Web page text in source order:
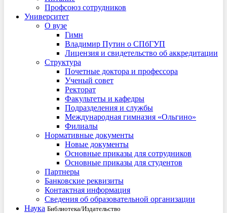
Профсоюз сотрудников
Университет
О вузе
Гимн
Владимир Путин о СПбГУП
Лицензия и свидетельство об аккредитации
Структура
Почетные доктора и профессора
Ученый совет
Ректорат
Факультеты и кафедры
Подразделения и службы
Международная гимназия «Ольгино»
Филиалы
Нормативные документы
Новые документы
Основные приказы для сотрудников
Основные приказы для студентов
Партнеры
Банковские реквизиты
Контактная информация
Сведения об образовательной организации
Наука Библиотека/Издательство